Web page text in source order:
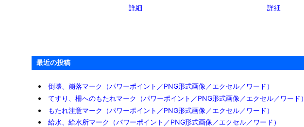
詳細 詳細
最近の投稿
倒壊、崩落マーク（パワーポイント／PNG形式画像／エクセル／ワード）
てすり、柵へのもたれマーク（パワーポイント／PNG形式画像／エクセル／ワード）
もたれ注意マーク（パワーポイント／PNG形式画像／エクセル／ワード）
給水、給水所マーク（パワーポイント／PNG形式画像／エクセル／ワード）